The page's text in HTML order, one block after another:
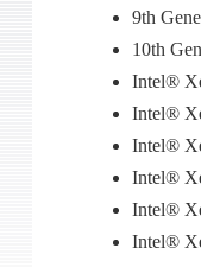
9th
10th
Intel®
Intel®
Intel®
Intel®
Intel®
Intel®